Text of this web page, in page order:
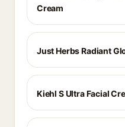
Cream
Just Herbs Radiant
Kiehl S Ultra Facial